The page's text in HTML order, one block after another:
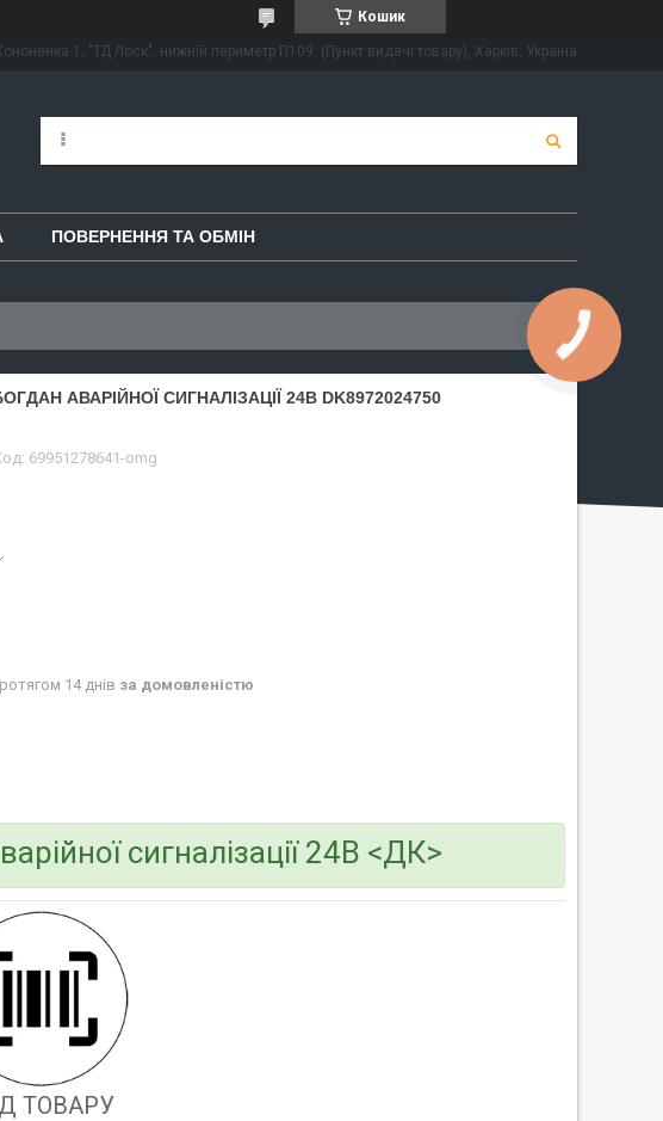
Кошик
1, "ТД Лоск", нижній периметр П109. (Пункт видачі товару), Харків, Україна
ПОВЕРНЕННЯ ТА ОБМІН
АВАРІЙНОЇ СИГНАЛІЗАЦІЇ 24В DK8972024750
69951278641-omg
14 днів за домовленістю
сигналізації 24В <ДК>
ТОВАРУ